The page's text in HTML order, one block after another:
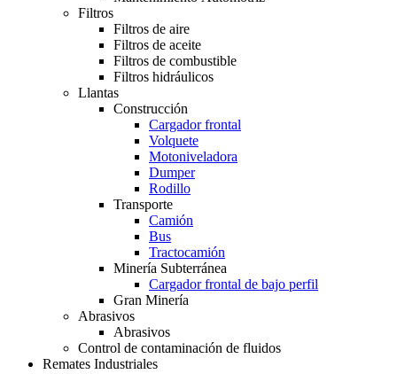
Filtros
Filtros de aire
Filtros de aceite
Filtros de combustible
Filtros hidráulicos
Llantas
Construcción
Cargador frontal
Volquete
Motoniveladora
Dumper
Rodillo
Transporte
Camión
Bus
Tractocamión
Minería Subterránea
Cargador frontal de bajo perfil
Gran Minería
Abrasivos
Abrasivos
Control de contaminación de fluidos
Remates Industriales